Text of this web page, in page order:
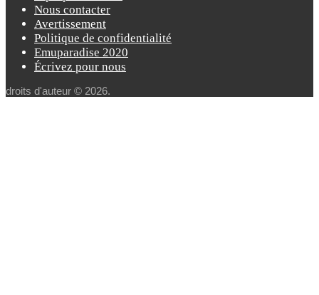
Nous contacter
Avertissement
Politique de confidentialité
Emuparadise 2020
Écrivez pour nous
droits d'auteur © 2026.